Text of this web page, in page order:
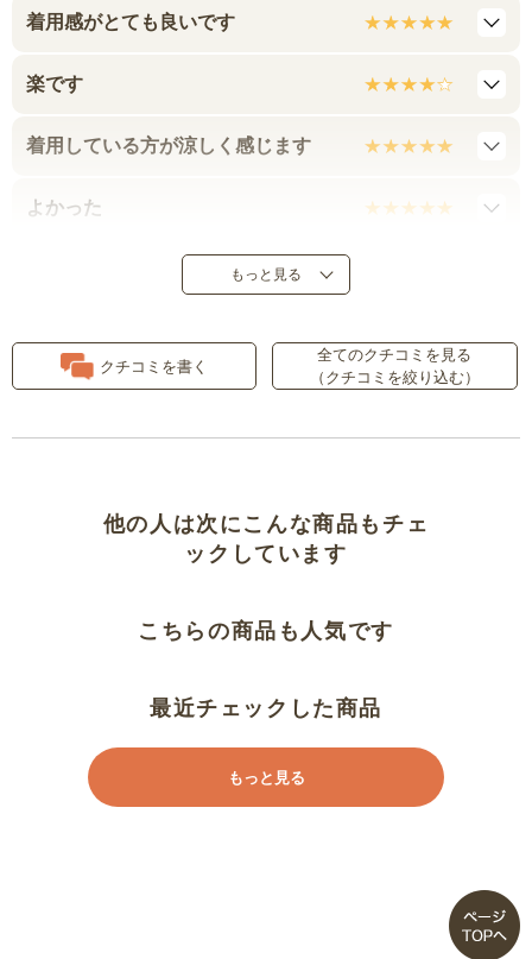
着用感がとても良いです
楽です
着用している方が涼しく感じます
よかった
汗ばむ時でも着用した方が涼しく
ストレスなしで着用ができます。
ヒンヤリと気持ちいいです。
緩かったー
もっと見る
クチコミを書く
全てのクチコミを見る
（クチコミを絞り込む）
他の人は次にこんな商品もチェ
ックしています
こちらの商品も人気です
最近チェックした商品
もっと見る